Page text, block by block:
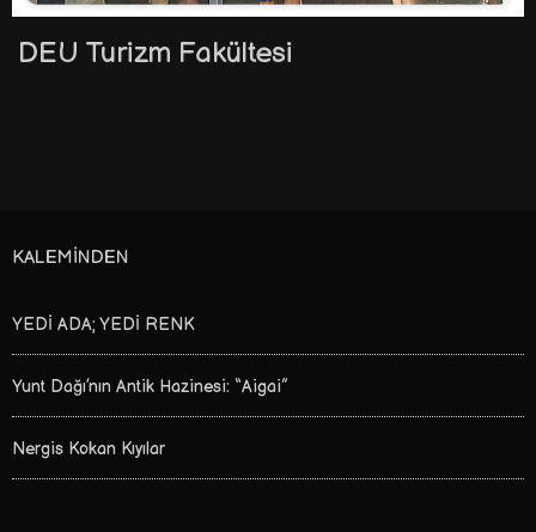
DEU Turizm Fakültesi
KALEMINDEN
YEDİ ADA; YEDİ RENK
Yunt Dağı’nın Antik Hazinesi: “Aigai”
Nergis Kokan Kıyılar